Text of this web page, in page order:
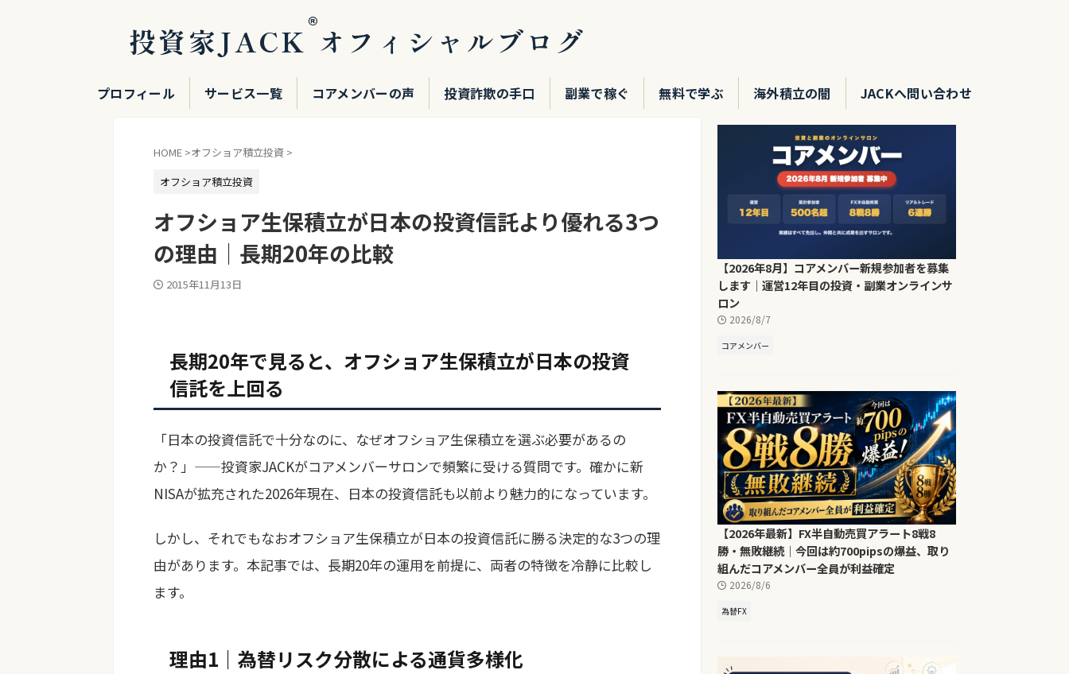
投資家JACK®オフィシャルブログ
プロフィール サービス一覧 コアメンバーの声 投資詐欺の手口 副業で稼ぐ 無料で学ぶ 海外積立の闇 JACKへ問い合わせ
HOME >オフショア積立投資 >
オフショア積立投資
オフショア生保積立が日本の投資信託より優れる3つ
の理由｜長期20年の比較
2015年11月13日
長期20年で見ると、オフショア生保積立が日本の投資
信託を上回る
「日本の投資信託で十分なのに、なぜオフショア生保積立を選ぶ必要があるの
か？」——投資家JACKがコアメンバーサロンで頻繁に受ける質問です。確かに新
NISAが拡充された2026年現在、日本の投資信託も以前より魅力的になっています。
しかし、それでもなおオフショア生保積立が日本の投資信託に勝る決定的な3つの理
由があります。本記事では、長期20年の運用を前提に、両者の特徴を冷静に比較し
ます。
理由1｜為替リスク分散による通貨多様化
【2026年8月】コアメンバー新規参加者を募集
します｜運営12年目の投資・副業オンラインサ
ロン
2026/8/7
コアメンバー
【2026年最新】FX半自動売買アラート8戦8
勝・無敗継続｜今回は約700pipsの爆益、取り
組んだコアメンバー全員が利益確定
2026/8/6
為替FX